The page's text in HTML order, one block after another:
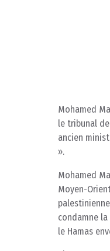
Mohamed
le tribunal
ancien
».
Mohamed
Moyen-
condamne
le Hamas